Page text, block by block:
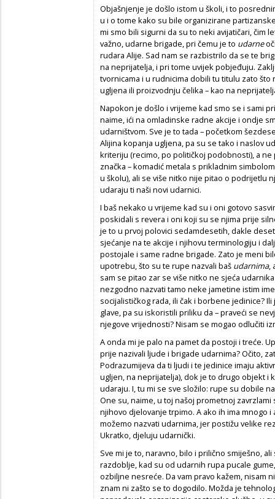
Objašnjenje je došlo istom u školi, i to
u i o tome kako su bile organizirane
mi smo bili sigurni da su to neki avijatičari, čim
važno, udarne brigade, pri čemu je to udarne
rudara Alije. Sad nam se razbistrilo da se te
na neprijatelja, i pri tome uvijek pobjeđuju.
tvornicama i u rudnicima dobili tu titulu zato
ugljena ili proizvodnju čelika – kao na
Napokon je došlo i vrijeme kad smo se i sami
naime, ići na omladinske radne akcije i ondje
udarništvom. Sve je to tada – početkom
Alijina kopanja ugljena, pa su se tako i naslov
kriteriju (recimo, po političkoj podobnosti), a
značka – komadić metala s prikladnim
u školu), ali se više nitko nije pitao o podrijetlu
udaraju ti naši novi udarnici.
I baš nekako u vrijeme kad su i oni gotovo
poskidali s revera i oni koji su se njima prije
je to u prvoj polovici sedamdesetih, dakle
sjećanje na te akcije i njihovu terminologiju i
postojale i same radne brigade. Zato je meni
upotrebu, što su te rupe nazvali baš udarnima,
sam se pitao zar se više nitko ne sjeća
nezgodno nazvati tamo neke jametine istim
socijalističkog rada, ili čak i borbene jedinice?
glave, pa su iskoristili priliku da – praveći se
njegove vrijednosti? Nisam se mogao odlučiti
A onda mi je palo na pamet da postoji i treće.
prije nazivali ljude i brigade udarnima? Očito,
Podrazumijeva da ti ljudi i te jedinice imaju
ugljen, na neprijatelja), dok je to drugo objekt i
udaraju. I, tu mi se sve složilo: rupe su dobile
One su, naime, u toj našoj prometnoj
njihovo djelovanje trpimo. A ako ih ima mnogo
možemo nazvati udarnima, jer postižu velike
Ukratko, djeluju udarnički.
Sve mi je to, naravno, bilo i prilično smiješno,
razdoblje, kad su od udarnih rupa pucale
ozbiljne nesreće. Da vam pravo kažem, nisam
znam ni zašto se to dogodilo. Možda je